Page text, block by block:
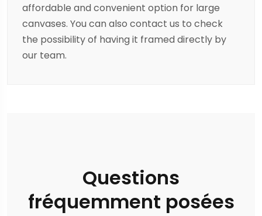
affordable and convenient option for large
canvases. You can also contact us to check
the possibility of having it framed directly by
our team.
Questions
fréquemment posées